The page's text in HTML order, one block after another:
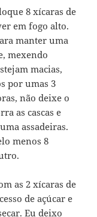
8 xícaras de
em fogo alto.
manter uma
mexendo
macias,
por umas 3
não deixe o
as cascas e
assadeiras.
menos 8
as 2 xícaras de
de açúcar e
Eu deixo